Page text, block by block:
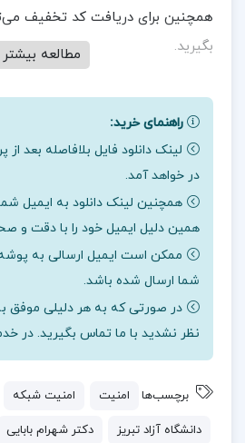
همچنین برای دریافت کد تخفیف
بگیرید.
مطالعه بیشتر
راهنمای خرید:
لینک دانلود فایل بلافاصله بعد
در خواهد آمد.
همچنین لینک دانلود به ایمیل
همین دلیل ایمیل خود را با دقت و
شما ارسال شده باشد.
در صورتی که به هر دلیلی موفق
نظر نشدید با ما تماس بگیرید. در
برچسب‌ها امنیت امنیت شبکه
دانشگاه آزاد تبریز دکتر شهرام بابایی